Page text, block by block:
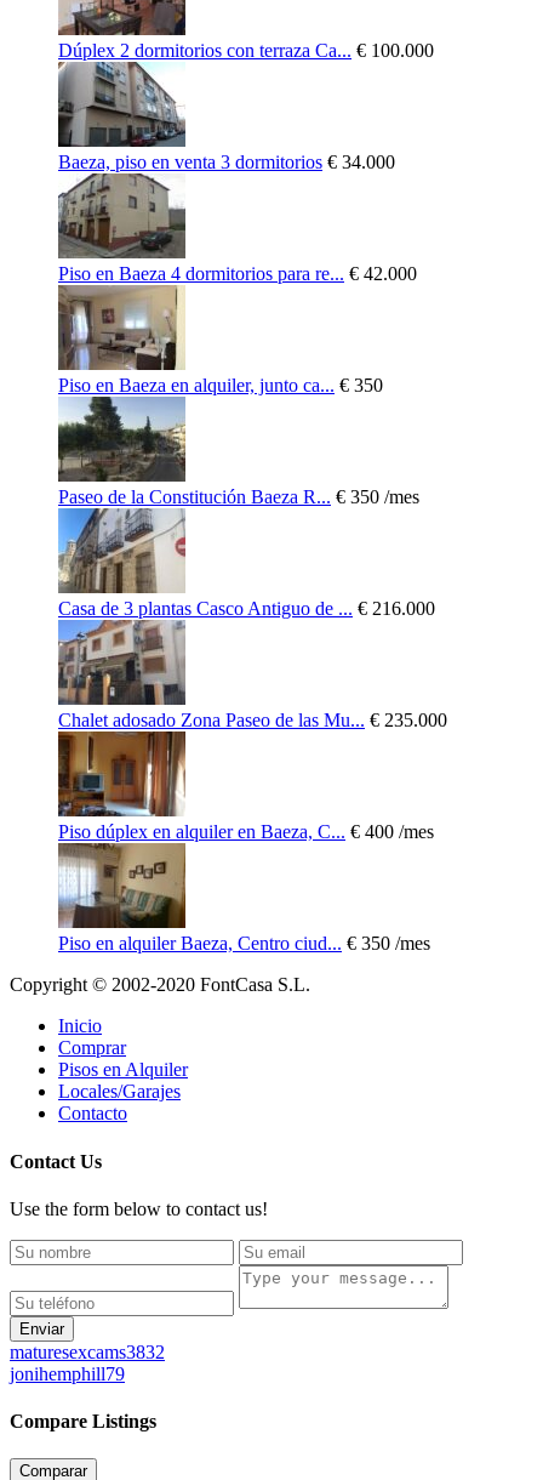
Dúplex 2 dormitorios con terraza Ca... € 100.000
Baeza, piso en venta 3 dormitorios € 34.000
Piso en Baeza 4 dormitorios para re... € 42.000
Piso en Baeza en alquiler, junto ca... € 350
Paseo de la Constitución Baeza R... € 350 /mes
Casa de 3 plantas Casco Antiguo de ... € 216.000
Chalet adosado Zona Paseo de las Mu... € 235.000
Piso dúplex en alquiler en Baeza, C... € 400 /mes
Piso en alquiler Baeza, Centro ciud... € 350 /mes
Copyright © 2002-2020 FontCasa S.L.
Inicio
Comprar
Pisos en Alquiler
Locales/Garajes
Contacto
Contact Us
Use the form below to contact us!
Enviar
maturesexcams3832
jonihemphill79
Compare Listings
Comparar